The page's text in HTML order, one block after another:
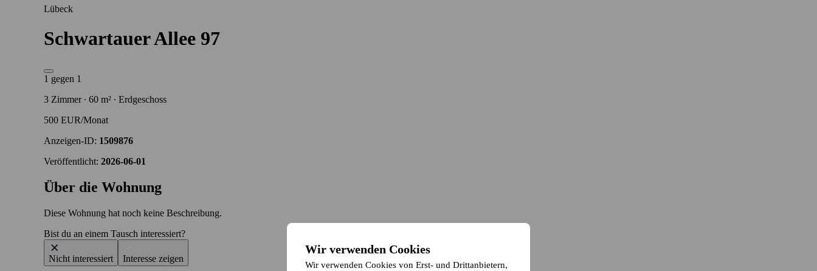
Wir verwenden Cookies
Wir verwenden Cookies von Erst- und Drittanbietern,
Lübeck
Schwartauer Allee 97
1 gegen 1
3 Zimmer ∙ 60 m² ∙ Erdgeschoss
500 EUR/Monat
Anzeigen-ID: 1509876
Veröffentlicht: 2026-06-01
Über die Wohnung
Diese Wohnung hat noch keine Beschreibung.
Bist du an einem Tausch interessiert?
Nicht interessiert Interesse zeigen